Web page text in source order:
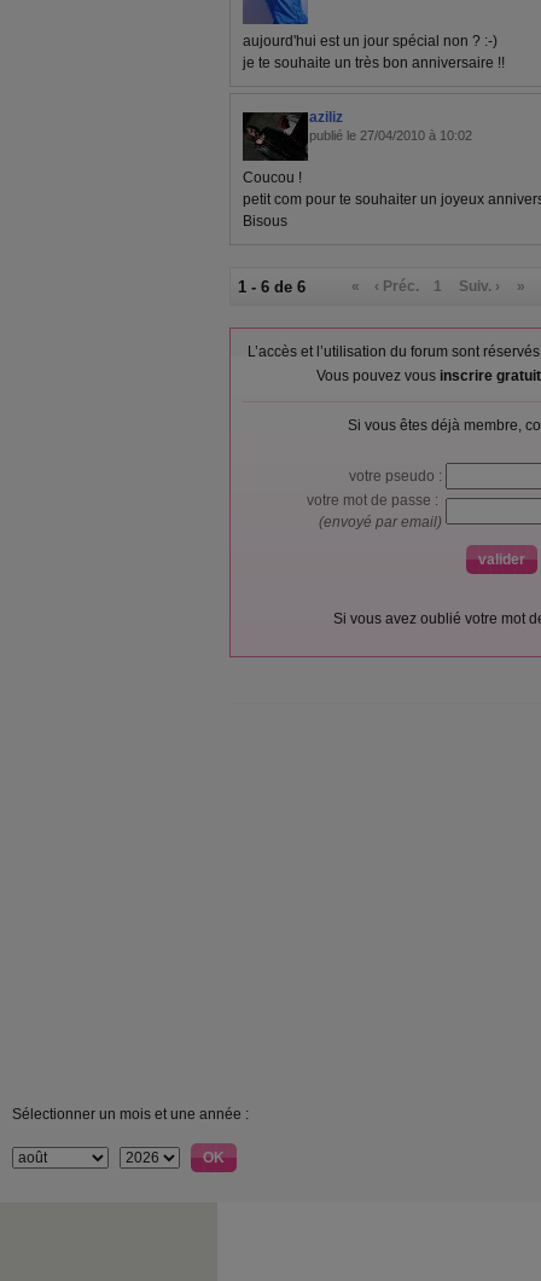
aujourd'hui est un jour spécial non ? :-)
je te souhaite un très bon anniversaire !!
aziliz
publié le 27/04/2010 à 10:02
Coucou !
petit com pour te souhaiter un joyeux
Bisous
1 - 6 de 6 « ‹ Préc. 1 Suiv. › »
L’accès et l’utilisation du forum sont
Vous pouvez vous inscrire
Si vous êtes déjà membre,
votre pseudo :
votre mot de passe :
(envoyé par email)
Si vous avez oublié votre mot
Sélectionner un mois et une année :